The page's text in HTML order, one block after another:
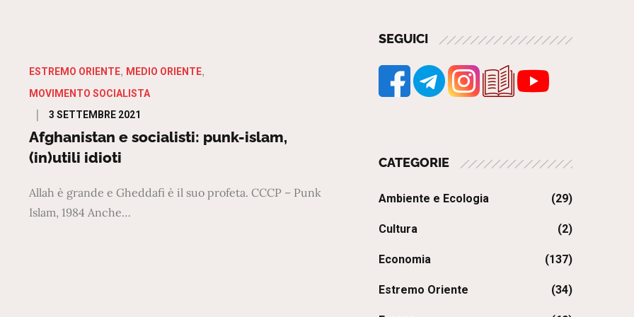
ESTREMO ORIENTE
MEDIO ORIENTE
MOVIMENTO SOCIALISTA
Posted
on
3 SETTEMBRE 2021
Afghanistan e socialisti: punk-islam,
(in)utili idioti
Allah è grande e Gheddafi è il suo profeta. CCCP – Punk
Islam, 1984 Anche…
SEGUICI
CATEGORIE
Ambiente e Ecologia (29)
Cultura (2)
Economia (137)
Estremo Oriente (34)